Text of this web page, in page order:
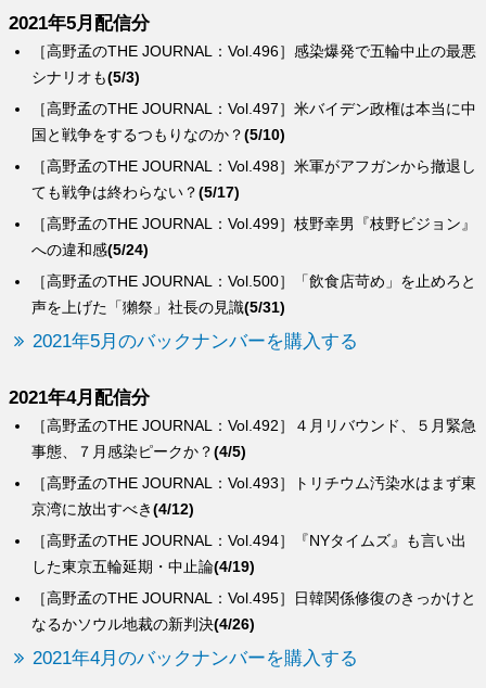
2021年5月配信分
［高野孟のTHE JOURNAL：Vol.500］「飲食店苛め」を止めろと
声を上げた「獺祭」社長の見識(5/31)
［高野孟のTHE JOURNAL：Vol.499］枝野幸男『枝野ビジョン』
への違和感(5/24)
［高野孟のTHE JOURNAL：Vol.498］米軍がアフガンから撤退し
ても戦争は終わらない？(5/17)
［高野孟のTHE JOURNAL：Vol.497］米バイデン政権は本当に中
国と戦争をするつもりなのか？(5/10)
［高野孟のTHE JOURNAL：Vol.496］感染爆発で五輪中止の最悪
シナリオも(5/3)
2021年5月のバックナンバーを購入する
2021年4月配信分
［高野孟のTHE JOURNAL：Vol.495］日韓関係修復のきっかけと
なるかソウル地裁の新判決(4/26)
［高野孟のTHE JOURNAL：Vol.494］『NYタイムズ』も言い出
した東京五輪延期・中止論(4/19)
［高野孟のTHE JOURNAL：Vol.493］トリチウム汚染水はまず東
京湾に放出すべき(4/12)
［高野孟のTHE JOURNAL：Vol.492］４月リバウンド、５月緊急
事態、７月感染ピークか？(4/5)
2021年4月のバックナンバーを購入する